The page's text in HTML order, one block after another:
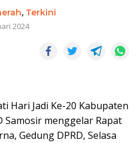
, Terkini
2024
Hari Jadi Ke-20 Kabupaten
Samosir menggelar Rapat
Gedung DPRD, Selasa